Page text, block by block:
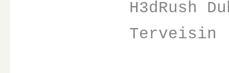
H3dRush
Terveisin